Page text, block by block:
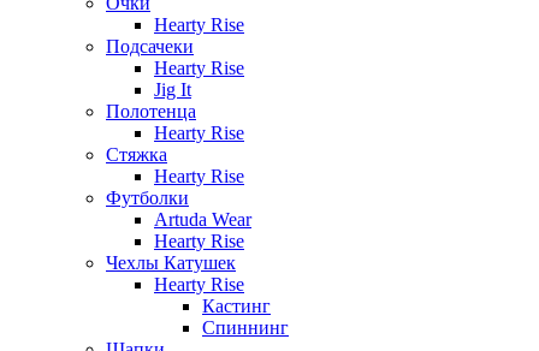
Hearty Rise
Подсачеки
Hearty Rise
Jig It
Полотенца
Hearty Rise
Стяжка
Hearty Rise
Футболки
Artuda Wear
Hearty Rise
Чехлы Катушек
Hearty Rise
Кастинг
Спиннинг